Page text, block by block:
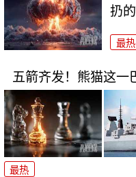
扔
最热
五箭齐发！熊猫这一
最热